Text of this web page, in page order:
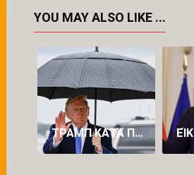
YOU MAY ALSO LIKE ...
ΤΡΑΜΠ ΚΑΤΆ ΠΕΤΡΕΛΑΪΚΏΝ: «ΒΓΆΖΟΥΝ ΥΠΕΡΒΟΛΙΚΆ ΠΟΛΛΆ ΧΡΉΜΑΤΑ»